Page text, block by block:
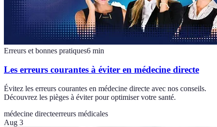
Erreurs et bonnes pratiques6 min
Les erreurs courantes à éviter en médecine directe
Évitez les erreurs courantes en médecine directe avec nos conseils.
Découvrez les pièges à éviter pour optimiser votre santé.
médecine directeerreurs médicales
Aug 3